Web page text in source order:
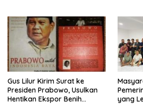
Gus Lilur Kirim Surat ke
Presiden Prabowo, Usulkan
Hentikan Ekspor Benih
yang